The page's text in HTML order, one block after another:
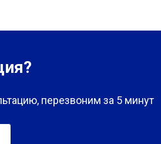
перезвоним за 5 минут